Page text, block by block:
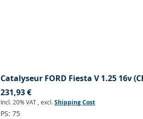
Catalyseur FORD Fiesta V 1.25 16v
231,93 €
Incl. 20% VAT ,excl.Shipping Cost
PS:75